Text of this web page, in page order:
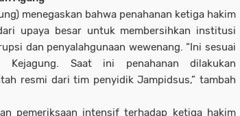
menegaskan bahwa penahanan ketiga hakim
upaya besar untuk membersihkan institusi
dan penyalahgunaan wewenang. “Ini sesuai
Kejagung. Saat ini penahanan dilakukan
resmi dari tim penyidik Jampidsus,” tambah
pemeriksaan intensif terhadap ketiga hakim